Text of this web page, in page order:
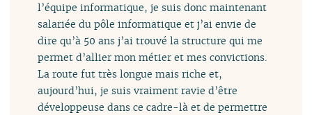
l’équipe informatique, je suis donc maintenant
salariée du pôle informatique et j’ai envie de
dire qu’à 50 ans j’ai trouvé la structure qui me
permet d’allier mon métier et mes convictions.
La route fut très longue mais riche et,
aujourd’hui, je suis vraiment ravie d’être
développeuse dans ce cadre-là et de permettre